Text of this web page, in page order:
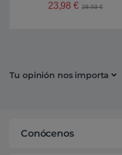
23,98€ 28,93€
Tu opinión nos importa
Conócenos